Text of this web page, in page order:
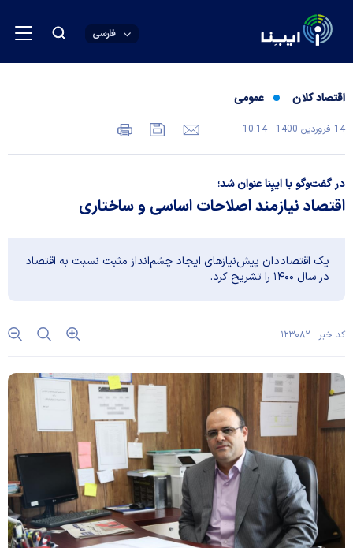
فارسی
اقتصاد کلان عمومی
14 فروردين 1400 - 10:14
در گفت‌و‌گو با ایبِنا عنوان شد؛
اقتصاد نیازمند اصلاحات اساسی و ساختاری
یک اقتصاددان پیش‌نیازهای ایجاد چشم‌انداز مثبت نسبت به اقتصاد
در سال ۱۴۰۰ را تشریح کرد.
کد خبر : ۱۲۳۰۸۲